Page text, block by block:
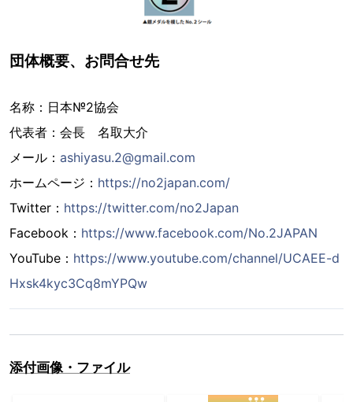
団体概要、お問合せ先
名称：日本№2協会
代表者：会長 名取大介
メール： ashiyasu.2@gmail.com
ホームページ： https://no2japan.com/
Twitter： https://twitter.com/no2Japan
Facebook： https://www.facebook.com/No.2JAPAN
YouTube： https://www.youtube.com/channel/UCAEE-d
Hxsk4kyc3Cq8mYPQw
添付画像・ファイル